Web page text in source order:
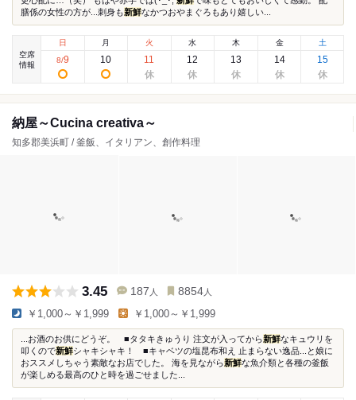
膳係の女性の方が...刺身も新鮮なかつおやまぐろもあり嬉しい...
空席
情報
日
8/9
月
10
火
11
水
12
木
13
金
14
土
15
納屋～Cucina creativa～
知多郡美浜町 / 釜飯、イタリアン、創作料理
3.45 187 人 8854 人
￥1,000～￥1,999 ￥1,000～￥1,999
...お酒のお供にどうぞ。 ■タタキきゅうり 注文が入ってから新鮮なキュウリを
叩くので新鮮シャキシャキ！ ■キャベツの塩昆布和え 止まらない逸品...と娘に
おススメしちゃう素敵なお店でした。 海を見ながら新鮮な魚介類と各種の釜飯
が楽しめる最高のひと時を過ごせました...